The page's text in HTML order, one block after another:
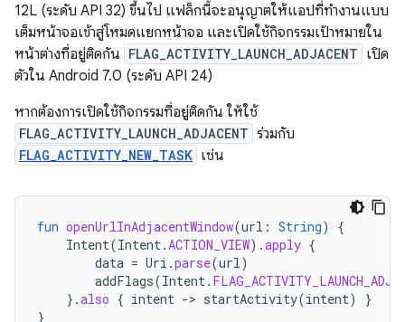
12L (ระดับ API 32) ขึ้นไป แฟล็กนี้จะอนุญาตให้แอปที่ทำงานแบบ
เต็มหน้าจอเข้าสู่โหมดแยกหน้าจอ และเปิดใช้กิจกรรมเป้าหมายใน
หน้าต่างที่อยู่ติดกัน FLAG_ACTIVITY_LAUNCH_ADJACENT เปิด
ตัวใน Android 7.0 (ระดับ API 24)
หากต้องการเปิดใช้กิจกรรมที่อยู่ติดกัน ให้ใช้
FLAG_ACTIVITY_LAUNCH_ADJACENT ร่วมกับ
FLAG_ACTIVITY_NEW_TASK เช่น
fun openUrlInAdjacentWindow(url : String)
{
Intent(Intent.ACTION_VIEW).apply {
data = Uri .parse(url)
addFlags(Intent.
}.also { intent -> startActivity(intent)
}
}